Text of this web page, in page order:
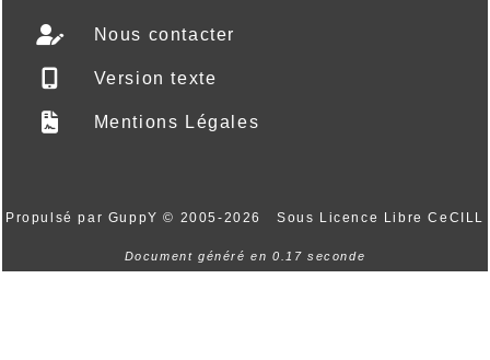
Nous contacter
Version texte
Mentions Légales
Propulsé par GuppY© 2005-2026 Sous Licence Libre CeCILL
Document généré en 0.17 seconde